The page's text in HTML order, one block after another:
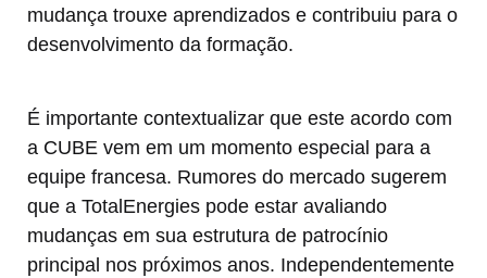
mudança trouxe aprendizados e contribuiu para o
desenvolvimento da formação.
É importante contextualizar que este acordo com
a CUBE vem em um momento especial para a
equipe francesa. Rumores do mercado sugerem
que a TotalEnergies pode estar avaliando
mudanças em sua estrutura de patrocínio
principal nos próximos anos. Independentemente